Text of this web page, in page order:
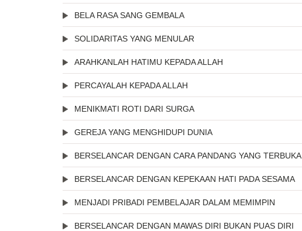
BELA RASA SANG GEMBALA
SOLIDARITAS YANG MENULAR
ARAHKANLAH HATIMU KEPADA ALLAH
PERCAYALAH KEPADA ALLAH
MENIKMATI ROTI DARI SURGA
GEREJA YANG MENGHIDUPI DUNIA
BERSELANCAR DENGAN CARA PANDANG YANG TERBUKA
BERSELANCAR DENGAN KEPEKAAN HATI PADA SESAMA
MENJADI PRIBADI PEMBELAJAR DALAM MEMIMPIN
BERSELANCAR DENGAN MAWAS DIRI BUKAN PUAS DIRI